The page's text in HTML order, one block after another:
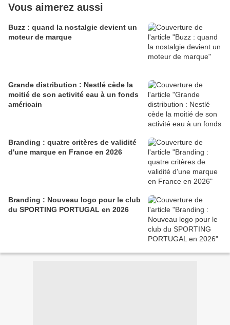
Vous aimerez aussi
Buzz : quand la nostalgie devient un
moteur de marque
Grande distribution : Nestlé cède la
moitié de son activité eau à un fonds
américain
Branding : quatre critères de validité
d'une marque en France en 2026
Branding : Nouveau logo pour le club
du SPORTING PORTUGAL en 2026